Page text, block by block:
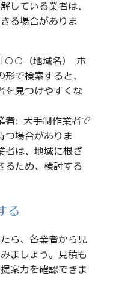
している業者は、
る場合がありま
○○（地域名） ホ
で検索すると、
を見つけやすくな
者: 大手制作業者で
つ場合がありま
者は、地域に根ざ
るため、検討する
る
ら、各業者から見
ましょう。見積も
案力を確認できま